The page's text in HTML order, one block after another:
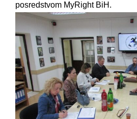
posredstvom MyRight BiH.